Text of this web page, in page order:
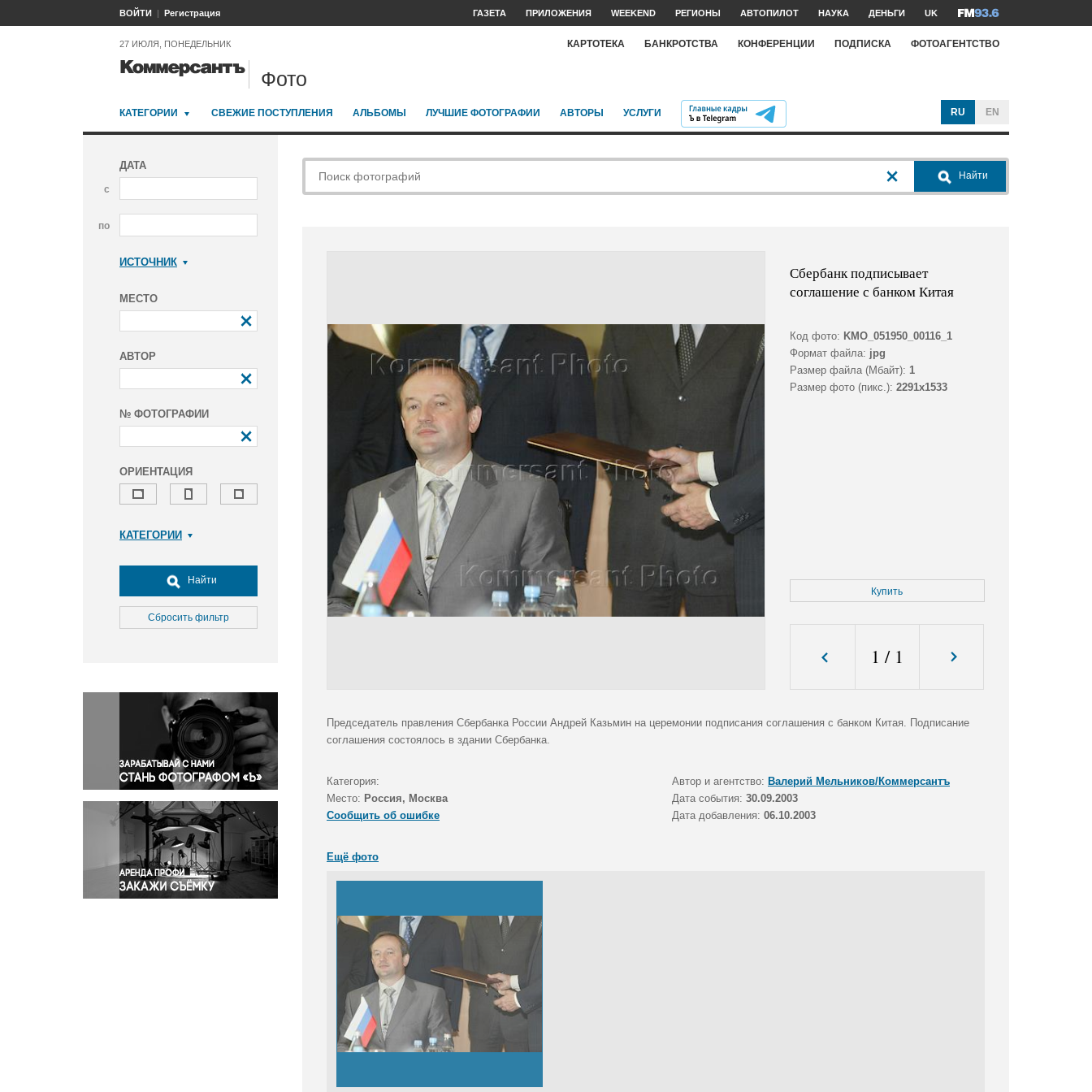
ВОЙТИ Регистрация ГАЗЕТА ПРИЛОЖЕНИЯ WEEKEND РЕГИОНЫ АВТОПИЛОТ НАУКА ДЕНЬГИ UK
27 ИЮЛЯ, ПОНЕДЕЛЬНИК КАРТОТЕКА БАНКРОТСТВА КОНФЕРЕНЦИИ ПОДПИСКА ФОТОАГЕНТСТВО
Фото
КАТЕГОРИИ СВЕЖИЕ ПОСТУПЛЕНИЯ АЛЬБОМЫ ЛУЧШИЕ ФОТОГРАФИИ АВТОРЫ УСЛУГИ RU EN
ДАТА
с
по
ИСТОЧНИК
МЕСТО
АВТОР
№ ФОТОГРАФИИ
ОРИЕНТАЦИЯ
КАТЕГОРИИ
Досуг, туризм и отдых
Культура
Медицина
Окружающая среда
Политика
Правосудие
Происшествия и конфликты
Религия
Светская жизнь
Спорт
Экология
Экономика и бизнес
Найти
Сбросить фильтр
Найти
Сбербанк подписывает
соглашение с банком Китая
Код фото: KMO_051950_00116_1
Формат файла: jpg
Размер файла (Мбайт): 1
Размер фото (пикс.): 2291x1533
Купить
1 / 1
Председатель правления Сбербанка России Андрей Казьмин на церемонии подписания соглашения с банком Китая. Подписание
соглашения состоялось в здании Сбербанка.
Категория: Автор и агентство: Валерий Мельников/Коммерсантъ
Место: Россия, Москва Дата события: 30.09.2003
Сообщить об ошибке
Дата добавления: 06.10.2003
Ещё фото